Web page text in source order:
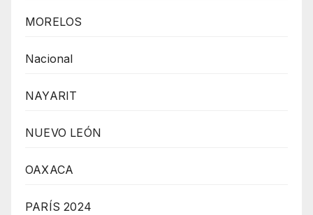
MORELOS
Nacional
NAYARIT
NUEVO LEÓN
OAXACA
PARÍS 2024